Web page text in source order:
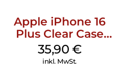
Apple iPhone 16
Plus Clear Case
MagSafe
Transparent
35,90 €
inkl. MwSt.